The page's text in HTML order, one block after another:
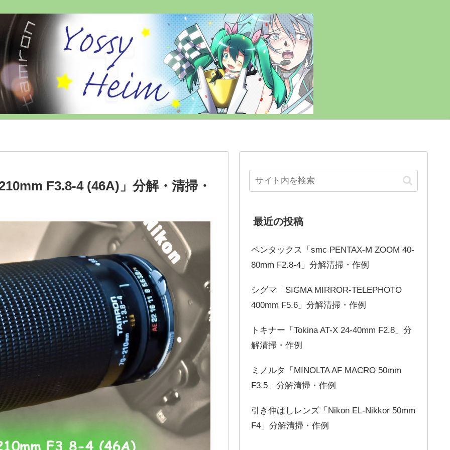
F3.8-4 (46A)」分解・清掃・
最近の投稿
ペンタックス「smc PENTAX-M ZOOM 40-
80mm F2.8-4」分解清掃・作例
シグマ「SIGMA MIRROR-TELEPHOTO
400mm F5.6」分解清掃・作例
トキナー「Tokina AT-X 24-40mm F2.8」分
解清掃・作例
ミノルタ「MINOLTA AF MACRO 50mm
F3.5」分解清掃・作例
引き伸ばしレンズ「Nikon EL-Nikkor 50mm
F4」分解清掃・作例